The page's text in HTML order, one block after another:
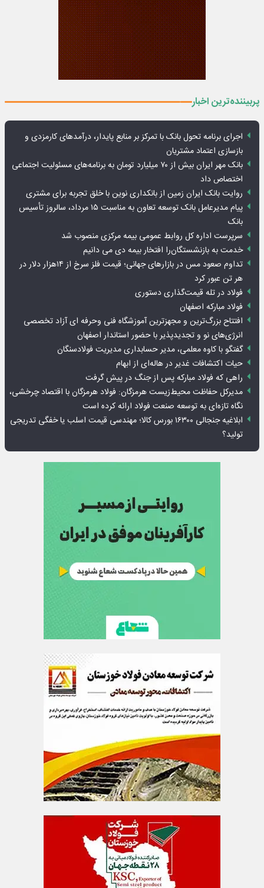
پربیننده‌ترین اخبار
اجرای برنامه تحول بانک با تمرکز بر منابع پایدار، درآمدهای کارمزدی و
بازسازی اعتماد مشتریان
بانک مهر ایران بیش از ۷۰ میلیارد تومان به برنامه‌های مسئولیت اجتماعی
اختصاص داد
روایت بانک ایران زمین از بانکداری نوین با خلق تجربه برای مشتری
پیام مدیرعامل بانک توسعه تعاون به مناسبت ۱۵ مرداد، سالروز تأسیس
بانک
سرپرست اداره کل روابط عمومی بیمه مرکزی منصوب شد
خدمت به بازنشستگان‌را افتخار بیمه دی می دانیم
تداوم صعود مس در بازارهای جهانی؛ قیمت فلز سرخ از ۱۴هزار دلار در
هر تن عبور کرد
فولاد در تله قیمت‌گذاری دستوری
فولاد مبارکه اصفهان
افتتاح بزرگ‌ترین و مجهزترین آموزشگاه فنی وحرفه ای آزاد تخصصی
انرژی‌های نو و تجدیدپذیر با حضور استاندار اصفهان
گفتگو با کاوه معلمی، مدیر حسابداری مدیریت فولادسنگان
حیات اکتشافات غدیر در هاله‌ای از ابهام
راهی که فولاد مبارکه پس از جنگ در پیش گرفت
مدیرکل حفاظت محیط‌زیست هرمزگان: فولاد هرمزگان با اقتصاد چرخشی،
نگاه تازه‌ای به توسعه صنعت فولاد ارائه کرده است
ابلاغیه جنجالی ۱۶۳۰۰ بورس کالا؛ مهندسی قیمت اسلب یا خفگی تدریجی
تولید؟